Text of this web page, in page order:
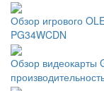
Обзор игрового
PG34WCDN
Обзор видеокарты